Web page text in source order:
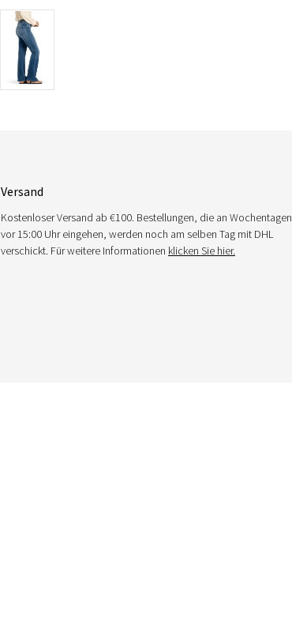
Versand
Kostenloser Versand ab €100. Bestellungen, die an Wochentagen
vor 15:00 Uhr eingehen, werden noch am selben Tag mit DHL
verschickt. Für weitere Informationen klicken Sie hier.